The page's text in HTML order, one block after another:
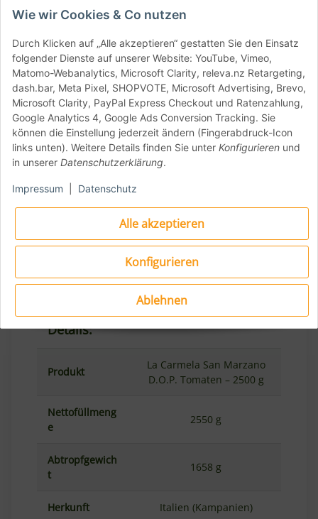
Alle akzeptieren
Konfigurieren
Ablehnen
Wie wir Cookies & Co nutzen
Durch Klicken auf „Alle akzeptieren“ gestatten Sie den Einsatz
folgender Dienste auf unserer Website: YouTube, Vimeo,
Matomo-Webanalytics, Microsoft Clarity, releva.nz Retargeting,
dash.bar, Meta Pixel, SHOPVOTE, Microsoft Advertising, Brevo,
Microsoft Clarity, PayPal Express Checkout und Ratenzahlung,
Google Analytics 4, Google Ads Conversion Tracking. Sie
können die Einstellung jederzeit ändern (Fingerabdruck-Icon
links unten). Weitere Details finden Sie unter Konfigurieren und
in unserer Datenschutzerklärung.
Impressum Datenschutz
Abtropfgewicht: ca. 1658 g
Herkunft: Italien – Agro Sarnese-Nocerino
(Kampanien)
Verantwortlicher
Lebensmittelunternehmer: F.LLI D’ACUNZI
s.r.l., via Portaromana 85, 84015 N.
Superiore (SA), Italien
Mindesthaltbarkeitsdatum: Siehe
Zutaten: Ganze geschälte San Marzano
Tomaten, San Marzano Tomatensaft
Verwendung: Ideal für Pizzasaucen,
Pastagerichte und Tomatensuppen
Details:
Produkt
La Carmela San Marzano
D.O.P. Tomaten – 2500 g
Nettofüllmeng
e
2550 g
Abtropfgewich
t
1658 g
Herkunft Italien (Kampanien)